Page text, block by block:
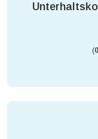
(